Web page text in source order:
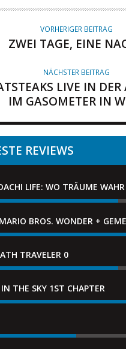
VORHERIGER BEITRAG
ZWEI TAGE, EINE
NÄCHSTER BEITRAG
LIVE IN
IM GASOMETER IN
REVIEWS
LIFE: WO TRÄUME
TRAVELER 0
THE SKY 1ST CHAPTER